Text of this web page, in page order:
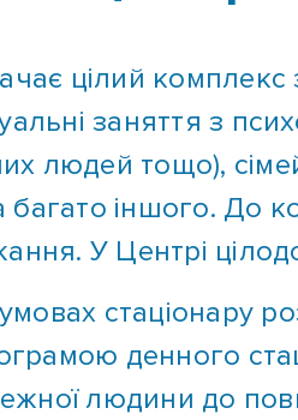
заняття з
людей тощо),
іншого. До
У Центрі
денного
людини до